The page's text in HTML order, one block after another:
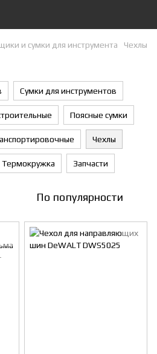
и сумки для инструмента Чехлы
Сумки для инструментов
Поясные сумки
Чехлы
Термокружка Запчасти
По популярности